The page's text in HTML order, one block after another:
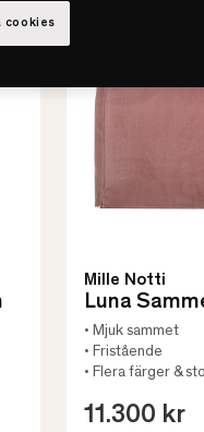
Mille Notti
Luna
• Mjuk sammet
• Fristående
• Flera färger &
11.300 kr
cookies